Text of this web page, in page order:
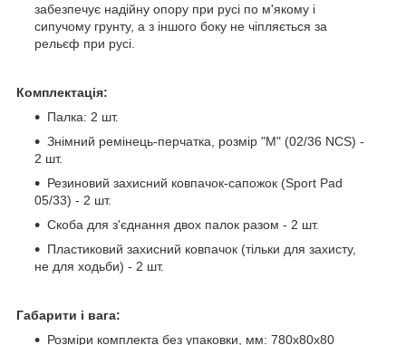
забезпечує надійну опору при русі по м'якому і
сипучому грунту, а з іншого боку не чіпляється за
рельєф при русі.
Комплектація:
Палка: 2 шт.
Знімний ремінець-перчатка, розмір "M" (02/36 NCS) -
2 шт.
Резиновий захисний ковпачок-сапожок (Sport Pad
05/33) - 2 шт.
Скоба для з'єднання двох палок разом - 2 шт.
Пластиковий захисний ковпачок (тільки для захисту,
не для ходьби) - 2 шт.
Габарити і вага:
Розміри комплекта без упаковки, мм: 780х80х80